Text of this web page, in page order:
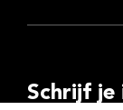
Schrijf je